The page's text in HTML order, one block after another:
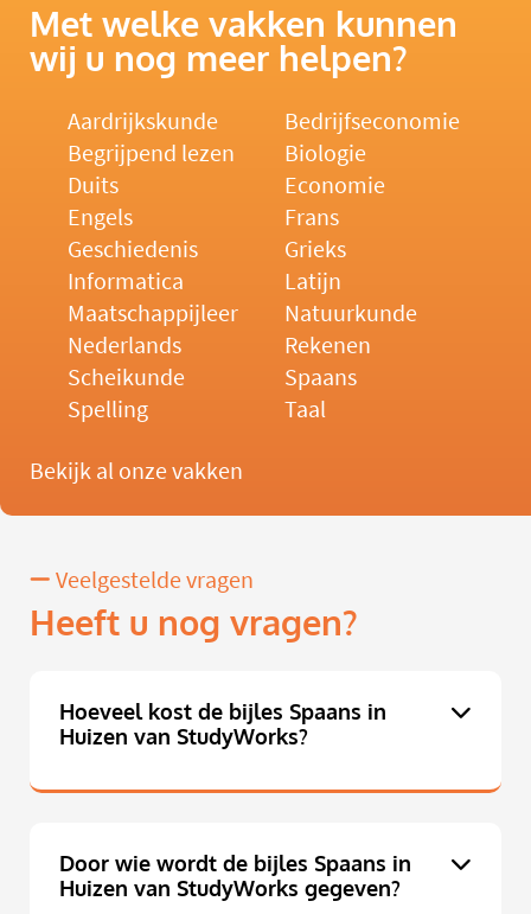
Met welke vakken kunnen
wij u nog meer helpen?
Aardrijkskunde
Bedrijfseconomie
Begrijpend lezen
Biologie
Duits
Economie
Engels
Frans
Geschiedenis
Grieks
Informatica
Latijn
Maatschappijleer
Natuurkunde
Nederlands
Rekenen
Scheikunde
Spaans
Spelling
Taal
Bekijk al onze vakken
Veelgestelde vragen
Heeft u nog vragen?
Hoeveel kost de bijles Spaans in
Huizen van StudyWorks?
Door wie wordt de bijles Spaans in
Huizen van StudyWorks gegeven?